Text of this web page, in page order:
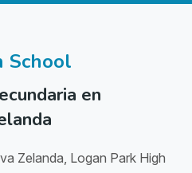
School
en
Zelanda, Logan Park High